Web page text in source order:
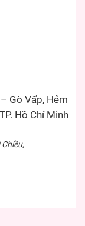
Gò Vấp, Hẻm
Hồ Chí Minh